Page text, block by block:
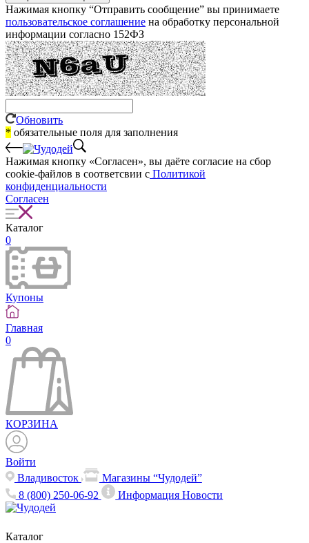
Нажимая кнопку “Отправить сообщение” вы принимаете
пользовательское соглашение на обработку персональной
информации согласно 152ФЗ
Обновить
* обязательные поля для заполнения
Нажимая кнопку «Согласен», вы даёте cогласие на сбор
cookie-файлов в соответсвии с Политикой
конфиденциальности
Согласен
Каталог
0
Купоны
Главная
0
КОРЗИНА
Войти
Владивосток
Магазины “Чудодей”
8 (800) 250-06-92
ИнформацияНовости
Каталог